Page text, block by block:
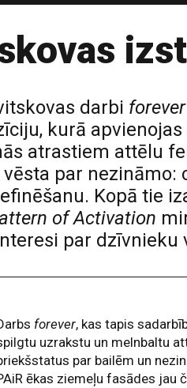
darbi forever
kurā
atrastiem attēlu
vēsta par
Kopā tie
of Activation
par
forever, kas tapis
uzrakstu un melnbaltu
par bailēm un
ēkas ziemeļu fasādes jau